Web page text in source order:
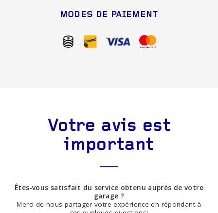
MODES DE PAIEMENT
Votre avis est
important
Êtes-vous satisfait du service obtenu auprès de votre
garage ?
Merci de nous partager votre expérience en répondant à